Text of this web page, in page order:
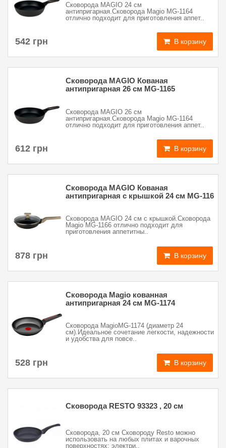
Сковорода MAGIO 24 см
антипригарная.Сковорода Magio MG-1164
отлично подходит для приготовления аппет..
542 грн В корзину
Сковорода MAGIO Кованая
антипригарная 26 см MG-1165
Сковорода MAGIO 26 см
антипригарная.Сковорода Magio MG-1164
отлично подходит для приготовления аппет..
612 грн В корзину
Сковорода MAGIO Кованая
антипригарная с крышкой 24 см MG-116
Сковорода MAGIO 24 см с крышкой.Сковорода
Magio MG-1166 отлично подходит для
приготовления аппетитны..
878 грн В корзину
Сковорода Magio кованная
антипригарная 24 см MG-1174
Сковорода MagioMG‑1174 (диаметр 24
см).Идеальное сочетание легкости, надежности
и удобства для повсе..
528 грн В корзину
Сковорода RESTO 93323 , 20 см
Сковорода, 20 см Сковороду Resto можно
использовать на любых плитах и варочных
поверхностях: электри..